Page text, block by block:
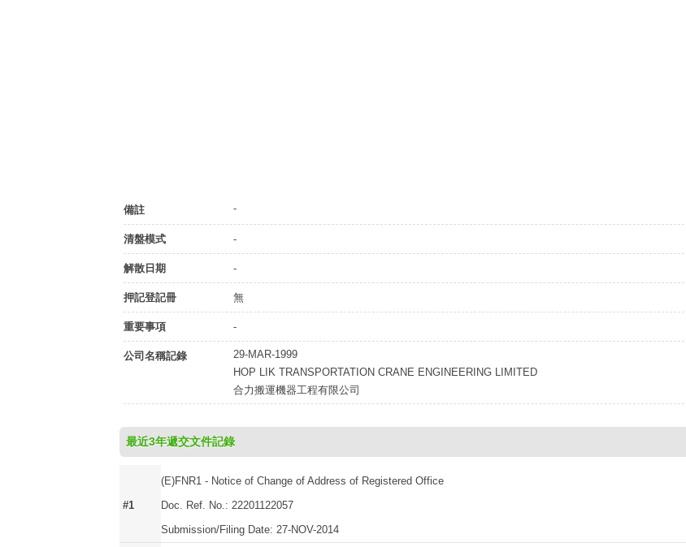
備註 -
清盤模式 -
解散日期 -
押記登記冊 無
重要事項 -
公司名稱記錄
29-MAR-1999
HOP LIK TRANSPORTATION CRANE ENGINEERING LIMITED
合力搬運機器工程有限公司
最近3年遞交文件記錄
#1
(E)FNR1 - Notice of Change of Address of Registered Office
Doc. Ref. No.: 22201122057
Submission/Filing Date: 27-NOV-2014